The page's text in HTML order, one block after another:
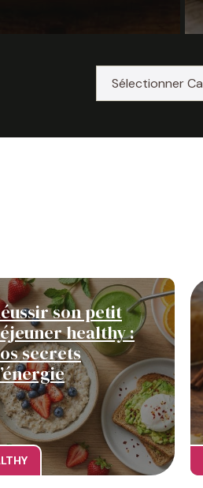
son petit
healthy :
secrets